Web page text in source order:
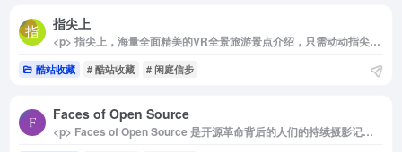
指尖上
<p> 指尖上，海量全面精美的VR全景旅游景点介绍，只需动动指尖就能通过虚拟现实深入景区内部，体验各地的美景风光，快速掌握景点的资讯详情，是您出行的最佳旅游助手。 </p>
酷站收藏 # 酷站收藏 # 闲庭信步
Faces of Open Source
<p> Faces of Open Source 是开源革命背后的人们的持续摄影记录，该项目由致力于创造和推进开源技术的著名无名英雄的肖像组成。 </p>